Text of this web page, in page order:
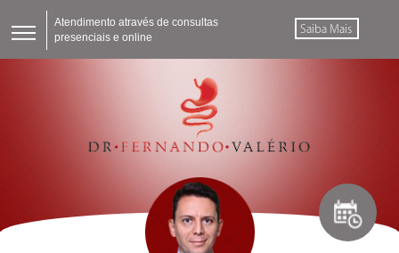
Atendimento através de consultas
presenciais e online
Saiba Mais